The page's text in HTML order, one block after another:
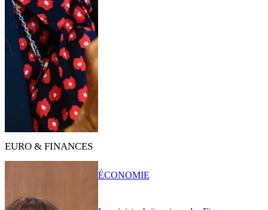
EURO & FINANCES
ÉCONOMIE